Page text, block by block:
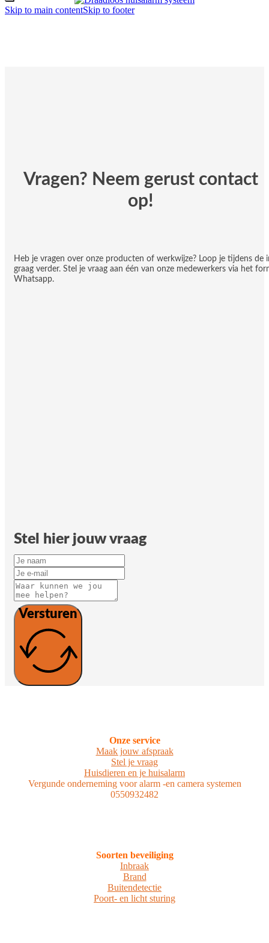
Skip to main contentSkip to footer
Vragen? Neem gerust contact
op!
Heb je vragen over onze producten of werkwijze? Loop je tijdens de
graag verder. Stel je vraag aan één van onze medewerkers via het
Whatsapp.
Stel hier jouw vraag
Versturen
Onze service
Maak jouw afspraak
Stel je vraag
Huisdieren en je huisalarm
Vergunde onderneming voor alarm -en camera systemen
0550932482
Soorten beveiliging
Inbraak
Brand
Buitendetectie
Poort- en licht sturing